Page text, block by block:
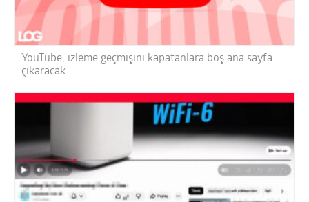
YouTube, izleme geçmişini kapatanlara boş ana sayfa
çıkaracak